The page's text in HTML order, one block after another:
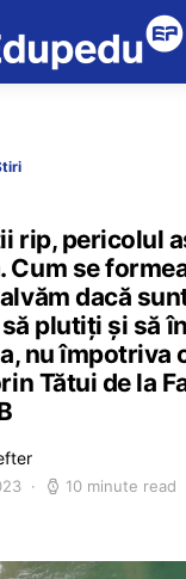
rip, pericolul
Cum se
dacă
plutiți și să
nu împotriva
Tătui de la
10 minute read